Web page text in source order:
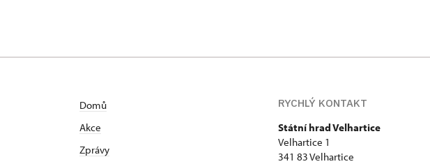
Domů
Akce
Zprávy
RYCHLÝ KONTAKT
Státní hrad Velhartice
Velhartice 1
341 83 Velhartice